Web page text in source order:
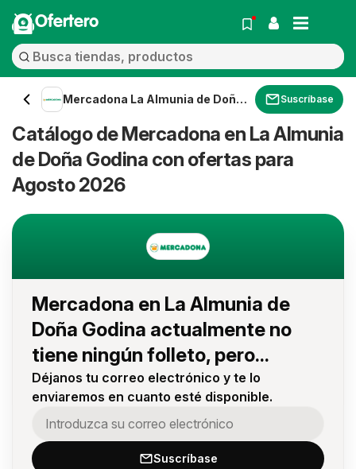
Ofertero
Mercadona La Almunia de Doña
Suscríbase
Catálogo de Mercadona en La Almunia
de Doña Godina con ofertas para
Agosto 2026
Mercadona en La Almunia de
Doña Godina actualmente no
tiene ningún folleto, pero...
Déjanos tu correo electrónico y te lo
enviaremos en cuanto esté disponible.
Suscríbase